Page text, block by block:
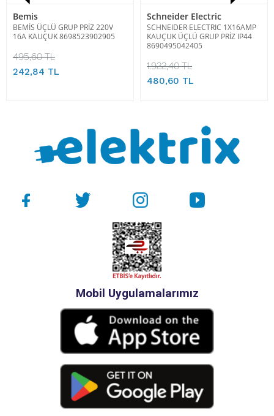
Bemis
BEMİS ÜÇLÜ GRUP PRİZ 220V
16A KAUÇUK 8698523902905
495,60 TL
242,84 TL
Schneider Electric
SCHNEIDER ELECTRIC 1X16AMP
KAUÇUK ÜÇLÜ GRUP PRİZ IP44
8690495042405
1.922,40 TL
480,60 TL
Mobil Uygulamalarımız